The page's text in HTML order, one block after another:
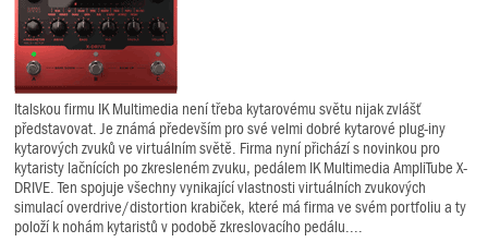
Italskou firmu IK Multimedia není třeba kytarovému světu nijak zvlášť
představovat. Je známá především pro své velmi dobré kytarové plug-iny
kytarových zvuků ve virtuálním světě. Firma nyní přichází s novinkou pro
kytaristy lačnících po zkresleném zvuku, pedálem IK Multimedia AmpliTube X-
DRIVE. Ten spojuje všechny vynikající vlastnosti virtuálních zvukových
simulací overdrive/distortion krabiček, které má firma ve svém portfoliu a ty
položí k nohám kytaristů v podobě zkreslovacího pedálu....